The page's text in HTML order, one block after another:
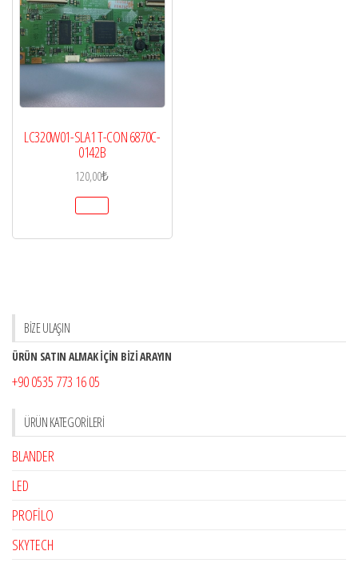
LC320W01-SLA1 T-CON 6870C-
0142B
120,00₺
BİZE ULAŞIN
ÜRÜN SATIN ALMAK İÇİN BİZİ ARAYIN
+90 0535 773 16 05
ÜRÜN KATEGORILERI
BLANDER
LED
PROFİLO
SKYTECH